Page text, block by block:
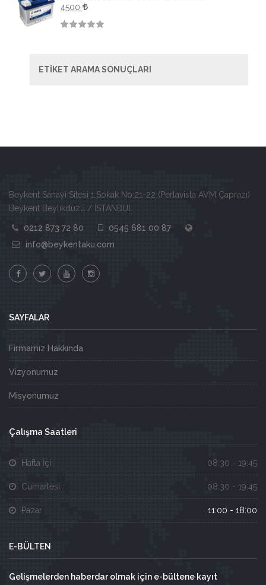
4500
ETİKET ARAMA SONUÇLARI
Beykent Sanayi Sitesi 1.Sokak No:21-22 (Perlavista AVM Çaprazı)
Beykent Beylikdüzü / İSTANBUL
0212 873 72 80
0545 681 00 87
info@beykentaku.com
SAYFALAR
Firmamız Hakkında
Vizyonumuz
Misyonumuz
Çalışma Saatleri
Hafta İçi : 08:30 - 19:45
Cumartesi : 08:30 - 19:45
Pazar 11:00 - 18:00
E-BÜLTEN
Gelişmelerden haberdar olmak için e-bültene kayıt